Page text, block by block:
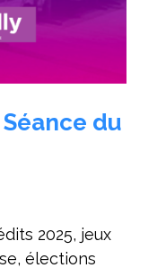
du
2025, jeux
élections